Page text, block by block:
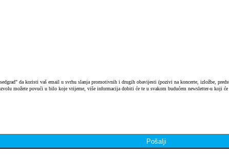
da koristi vaš email u svrhu slanja promotivnih i drugih obavijesti (pozivi na koncerte, izložbe,
možete povući u bilo koje vrijeme, više informacija dobiti će te u svakom budućem newsletter-u koji će